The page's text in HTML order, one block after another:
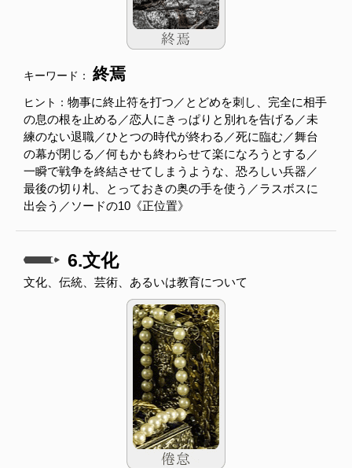
キーワード： 終焉
ヒント： 物事に終止符を打つ／とどめを刺し、完全に相手
の息の根を止める／恋人にきっぱりと別れを告げる／未
練のない退職／ひとつの時代が終わる／死に臨む／舞台
の幕が閉じる／何もかも終わらせて楽になろうとする／
一瞬で戦争を終結させてしまうような、恐ろしい兵器／
最後の切り札、とっておきの奥の手を使う／ラスボスに
出会う／ソードの10《正位置》
6.文化
文化、伝統、芸術、あるいは教育について